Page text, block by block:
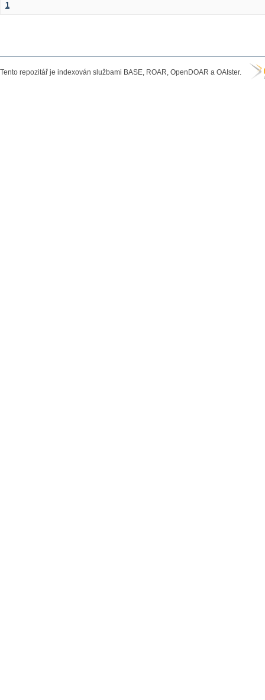
1
Tento repozitář je indexován službami BASE, ROAR, OpenDOAR a OAIster.